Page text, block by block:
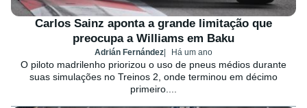
Carlos Sainz aponta a grande limitação que
preocupa a Williams em Baku
Adrián Fernández Há um ano
O piloto madrilenho priorizou o uso de pneus médios durante
suas simulações no Treinos 2, onde terminou em décimo
primeiro....